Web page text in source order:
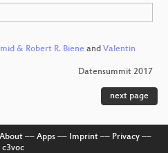
& Robert R. Biene and Valentin
Datensummit 2017
next page
About–– Apps–– Imprint–– Privacy––
c3voc